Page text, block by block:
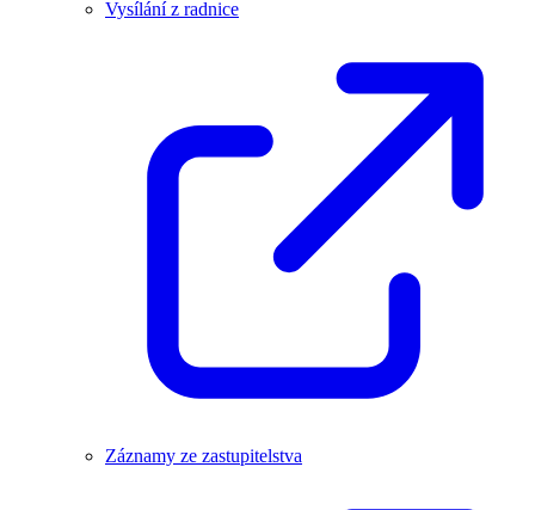
Vysílání z radnice
Záznamy ze zastupitelstva